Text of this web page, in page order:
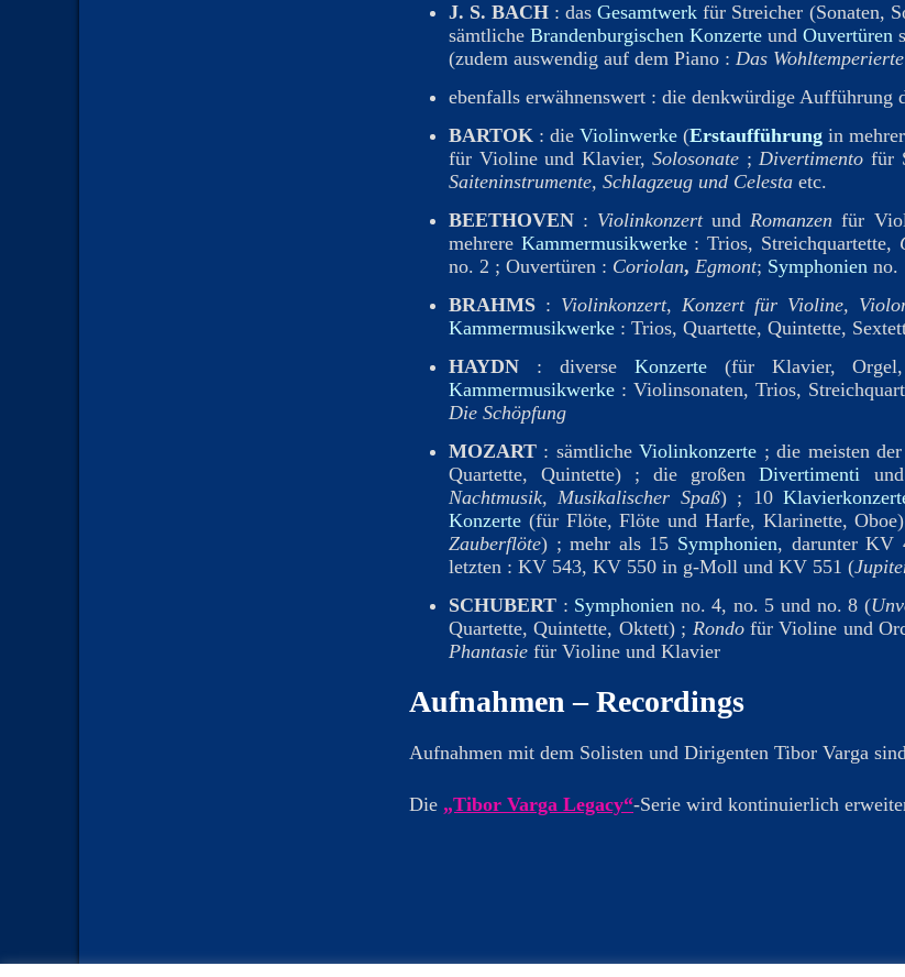
J. S. BACH : dasGesamtwerk für Streicher (Sonaten,
sämtliche Brandenburgischen Konzerte und Ouvertüren
(zudem auswendig auf dem Piano : Das
ebenfalls erwähnenswert : die denkwürdige Aufführung
BARTOK : die Violinwerke (Erstaufführung in
für Violine und Klavier,Solosonate ;Divertimento für
Saiteninstrumente, Schlagzeug und Celesta etc.
BEETHOVEN : ViolinkonzertundRomanzen für
mehrere Kammermusikwerke: Trios, Streichquartette,
no. 2 ; Ouvertüren : Coriolan, Egmont; Symphonien no.
BRAHMS : Violinkonzert, Konzert für Violine,
Kammermusikwerke : Trios, Quartette, Quintette,
HAYDN : diverse Konzerte(für Klavier, Orgel,
Kammermusikwerke : Violinsonaten, Trios,
Die Schöpfung
MOZART : sämtlicheViolinkonzerte ; die meisten der
Quartette, Quintette) ; die großenDivertimenti und
Nachtmusik,Musikalischer Spaß) ; 10
Konzerte (für Flöte, Flöte und Harfe, Klarinette,
Zauberflöte) ; mehr als 15 Symphonien, darunter KV
letzten : KV 543, KV 550 in g-Moll und KV 551 (
SCHUBERT : Symphonien no. 4, no. 5 und no. 8 (
Quartette, Quintette, Oktett) ; Rondofür Violine und
Phantasie für Violine und Klavier
Aufnahmen – Recordings
Aufnahmen mit dem Solisten und Dirigenten Tibor Varga
Die „Tibor Varga Legacy“-Serie wird kontinuierlich